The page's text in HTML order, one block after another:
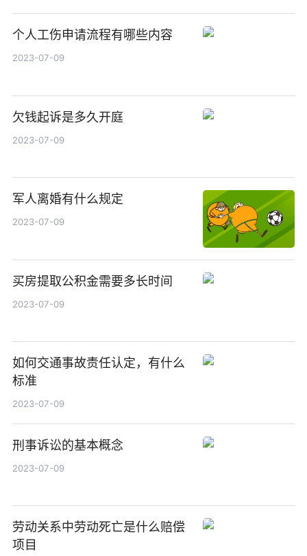
个人工伤申请流程有哪些内容
2023-07-09
欠钱起诉是多久开庭
2023-07-09
军人离婚有什么规定
2023-07-09
买房提取公积金需要多长时间
2023-07-09
如何交通事故责任认定，有什么
标准
2023-07-09
刑事诉讼的基本概念
2023-07-09
劳动关系中劳动死亡是什么赔偿
项目